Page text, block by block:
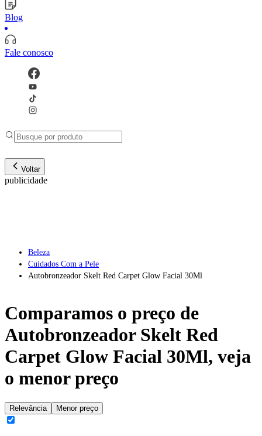
Blog
Fale conosco
Voltar
publicidade
Beleza
Cuidados Com a Pele
Autobronzeador Skelt Red Carpet Glow Facial 30Ml
Comparamos o preço de
Autobronzeador Skelt Red
Carpet Glow Facial 30Ml, veja
o menor preço
Relevância Menor preço